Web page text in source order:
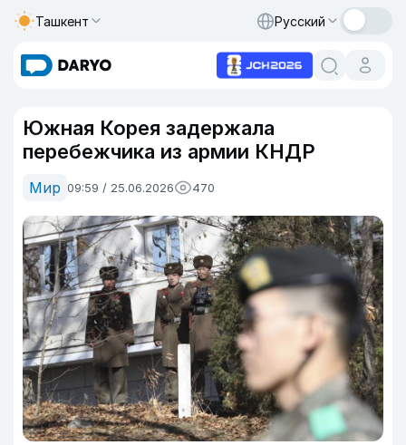
Ташкент Русский
Южная Корея задержала
перебежчика из армии КНДР
Мир 09:59 / 25.06.2026 470